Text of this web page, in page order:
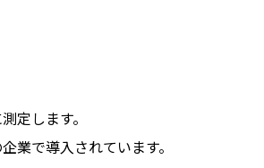
定します。
業で導入されています。